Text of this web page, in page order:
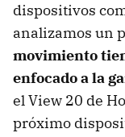
dispositivos
analizamos un
movimiento
enfocado a la
el View 20 de
próximo